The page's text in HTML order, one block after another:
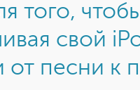
того,
свой
от песни к